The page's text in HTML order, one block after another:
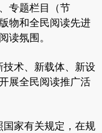
专题栏目（节
物和全民阅读先进
读氛围。
技术、新载体、新设
展全民阅读推广活
家有关规定，在规